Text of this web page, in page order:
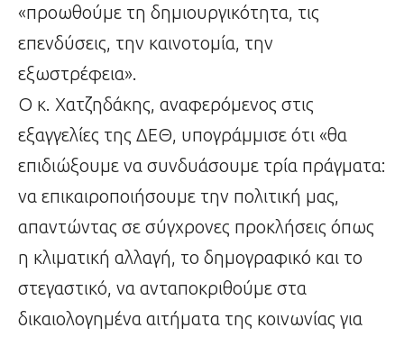
«προωθούμε τη δημιουργικότητα, τις
επενδύσεις, την καινοτομία, την
εξωστρέφεια».
Ο κ. Χατζηδάκης, αναφερόμενος στις
εξαγγελίες της ΔΕΘ, υπογράμμισε ότι «θα
επιδιώξουμε να συνδυάσουμε τρία πράγματα:
να επικαιροποιήσουμε την πολιτική μας,
απαντώντας σε σύγχρονες προκλήσεις όπως
η κλιματική αλλαγή, το δημογραφικό και το
στεγαστικό, να ανταποκριθούμε στα
δικαιολογημένα αιτήματα της κοινωνίας για